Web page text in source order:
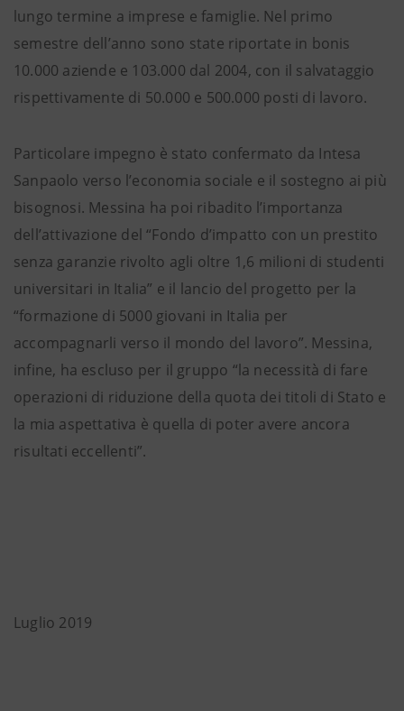
lungo termine a imprese e famiglie. Nel primo
semestre dell’anno sono state riportate in bonis
10.000 aziende e 103.000 dal 2004, con il salvataggio
rispettivamente di 50.000 e 500.000 posti di lavoro.
Particolare impegno è stato confermato da Intesa
Sanpaolo verso l’economia sociale e il sostegno ai più
bisognosi. Messina ha poi ribadito l’importanza
dell’attivazione del “Fondo d’impatto con un prestito
senza garanzie rivolto agli oltre 1,6 milioni di studenti
universitari in Italia” e il lancio del progetto per la
“formazione di 5000 giovani in Italia per
accompagnarli verso il mondo del lavoro”. Messina,
infine, ha escluso per il gruppo “la necessità di fare
operazioni di riduzione della quota dei titoli di Stato e
la mia aspettativa è quella di poter avere ancora
risultati eccellenti”.
Luglio 2019